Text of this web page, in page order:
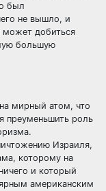
был
не вышло, и
может добиться
большую
мирный атом, что
преуменьшить роль
Израиля,
которому на
и который
американским